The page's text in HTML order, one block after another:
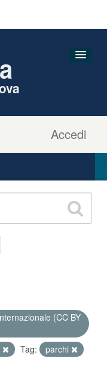
Accedi
(CC BY
Tag:
parchi